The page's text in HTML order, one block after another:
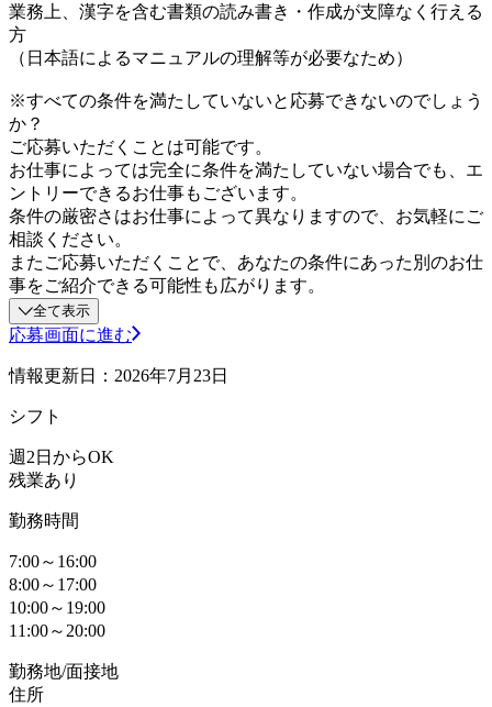
業務上、漢字を含む書類の読み書き・作成が支障なく行える
方
（日本語によるマニュアルの理解等が必要なため）
※すべての条件を満たしていないと応募できないのでしょう
か？
ご応募いただくことは可能です。
お仕事によっては完全に条件を満たしていない場合でも、エ
ントリーできるお仕事もございます。
条件の厳密さはお仕事によって異なりますので、お気軽にご
相談ください。
またご応募いただくことで、あなたの条件にあった別のお仕
事をご紹介できる可能性も広がります。
全て表示
応募画面に進む
情報更新日：2026年7月23日
シフト
週2日からOK
残業あり
勤務時間
7:00～16:00
8:00～17:00
10:00～19:00
11:00～20:00
勤務地/面接地
住所